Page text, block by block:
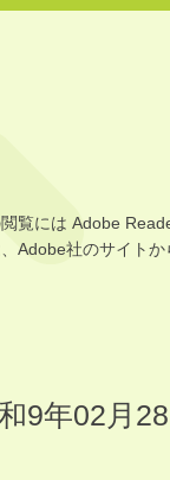
覧には Adobe
Adobe社のサイト
9年02月